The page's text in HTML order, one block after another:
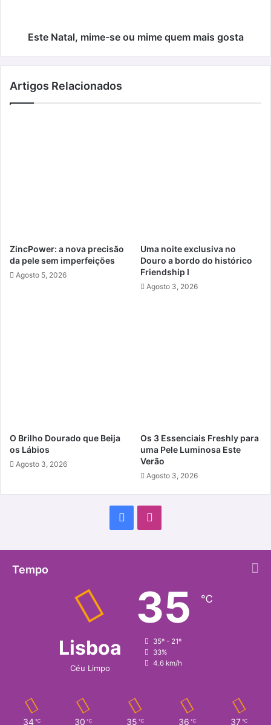
Este Natal, mime-se ou mime quem mais gosta
Artigos Relacionados
ZincPower: a nova precisão
da pele sem imperfeições
Agosto 5, 2026
Uma noite exclusiva no
Douro a bordo do histórico
Friendship I
Agosto 3, 2026
O Brilho Dourado que Beija
os Lábios
Agosto 3, 2026
Os 3 Essenciais Freshly para
uma Pele Luminosa Este
Verão
Agosto 3, 2026
Facebook
Tempo
Lisboa
Céu Limpo
35 ℃
35º - 21º
33%
4.6 km/h
34 ℃ 30 ℃ 35 ℃ 36 ℃ 37 ℃